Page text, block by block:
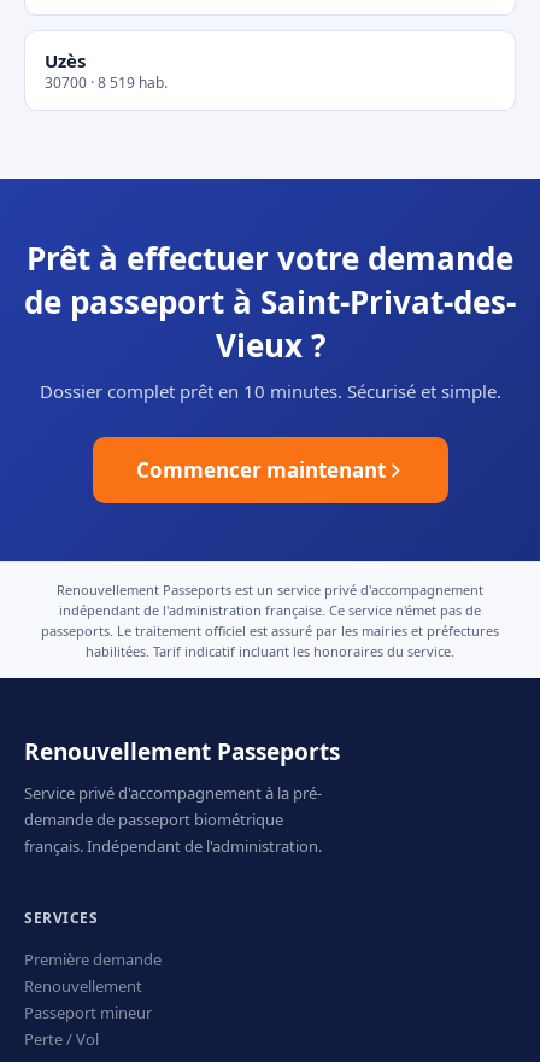
Uzès
30700 · 8 519 hab.
Prêt à effectuer votre demande
de passeport à Saint-Privat-des-
Vieux ?
Dossier complet prêt en 10 minutes. Sécurisé et simple.
Commencer maintenant
Renouvellement Passeports est un service privé d'accompagnement
indépendant de l'administration française. Ce service n'émet pas de
passeports. Le traitement officiel est assuré par les mairies et préfectures
habilitées. Tarif indicatif incluant les honoraires du service.
Renouvellement Passeports
Service privé d'accompagnement à la pré-
demande de passeport biométrique
français. Indépendant de l'administration.
SERVICES
Première demande
Renouvellement
Passeport mineur
Perte / Vol